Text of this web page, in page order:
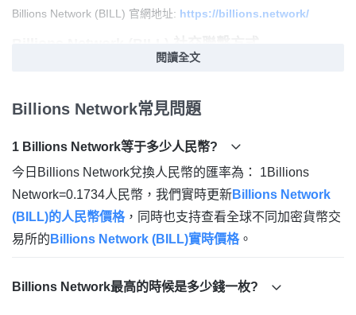
Billions Network (BILL) 官網地址: https://billions.network/
Billions Network (BILL)契約地址
0xb1110919016846972056ab995054d65560d5f05e
BNB Chain(BEP20):
0xDf24f8c21Cb404B3031a450D8e049D6E39FC1fA5
閱讀全文
Billions Network常見問題
1 Billions Network等于多少人民幣?
今日Billions Network兌換人民幣的匯率為： 1Billions
Network=0.1734人民幣，我們實時更新Billions Network
(BILL)的人民幣價格，同時也支持查看全球不同加密貨幣交
易所的 Billions Network (BILL)實時價格。
Billions Network最高的時候是多少錢一枚?